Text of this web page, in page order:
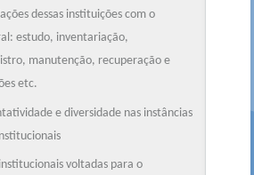
dessas instituições com o
estudo, inventariação,
manutenção, recuperação e
etc.
e diversidade nas instâncias
institucionais voltadas para o